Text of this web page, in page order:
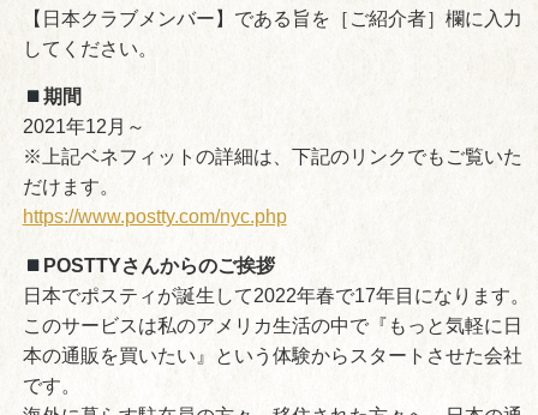
【日本クラブメンバー】である旨を［ご紹介者］欄に入力
してください。
期間
2021年12月～
※上記ベネフィットの詳細は、下記のリンクでもご覧いた
だけます。
https://www.postty.com/nyc.php
POSTTYさんからのご挨拶
日本でポスティが誕生して2022年春で17年目になります。
このサービスは私のアメリカ生活の中で『もっと気軽に日
本の通販を買いたい』という体験からスタートさせた会社
です。